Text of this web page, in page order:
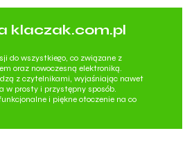
klaczak.com.pl
do wszystkiego, co związane z
oraz nowoczesną elektroniką.
z czytelnikami, wyjaśniając nawet
w prosty i przystępny sposób.
i piękne otoczenie na co